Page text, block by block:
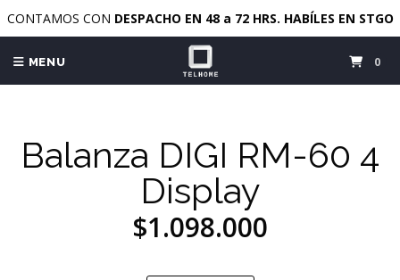
CONTAMOS CON DESPACHO EN 48 a 72 HRS. HABÍLES EN STGO
MENU 0
Balanza DIGI RM-60 4
Display
$1.098.000